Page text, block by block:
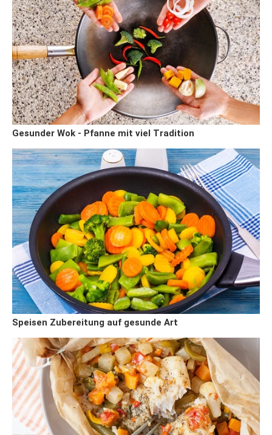
Gesunder Wok - Pfanne mit viel Tradition
Speisen Zubereitung auf gesunde Art